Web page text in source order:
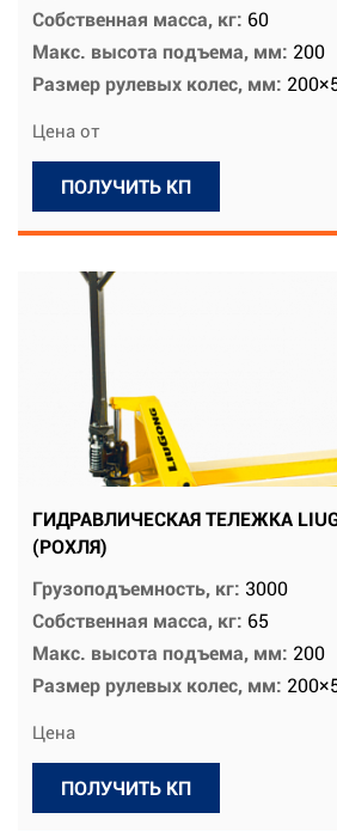
Собственная масса, кг: 60
Макс. высота подъема, мм: 200
Размер рулевых колес, мм:
Цена от
ПОЛУЧИТЬ КП
ГИДРАВЛИЧЕСКАЯ ТЕЛЕЖКА
(РОХЛЯ)
Грузоподъемность, кг: 3000
Собственная масса, кг: 65
Макс. высота подъема, мм: 200
Размер рулевых колес, мм:
Цена
ПОЛУЧИТЬ КП